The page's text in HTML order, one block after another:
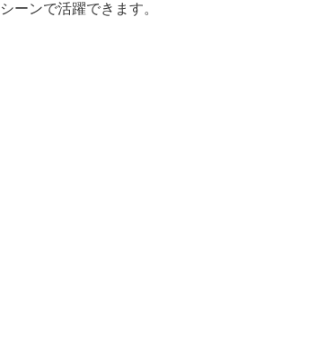
ーンで活躍できます。